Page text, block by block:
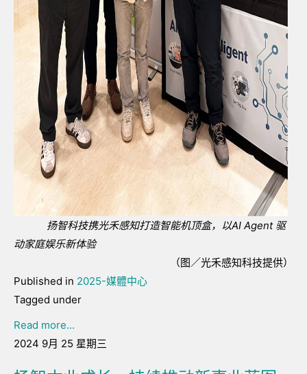
扬智科技携光禾感知打造智能机顶盒，以AI Agent 驱
动家庭娱乐新体验
（图／光禾感知科技提供）
Published in 2025-媒體中心
Tagged under
Read more...
2024 9月 25 星期三